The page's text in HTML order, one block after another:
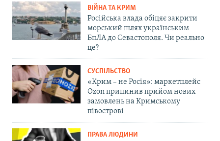
ВІЙНА ТА КРИМ
Російська влада обіцяє закрити
морський шлях українським
БпЛА до Севастополя. Чи реально
це?
СУСПІЛЬСТВО
«Крим – не Росія»: маркетплейс
Ozon припинив прийом нових
замовлень на Кримському
півострові
ПРАВА ЛЮДИНИ